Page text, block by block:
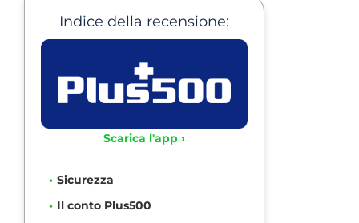
Indice della recensione:
Scarica l'app ›
Sicurezza
Il conto Plus500